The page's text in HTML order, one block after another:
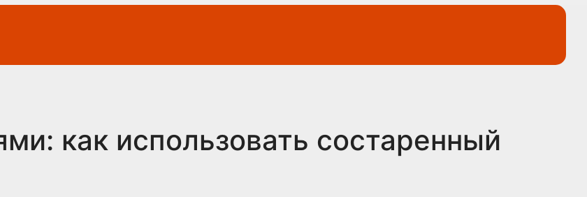
как использовать состаренный